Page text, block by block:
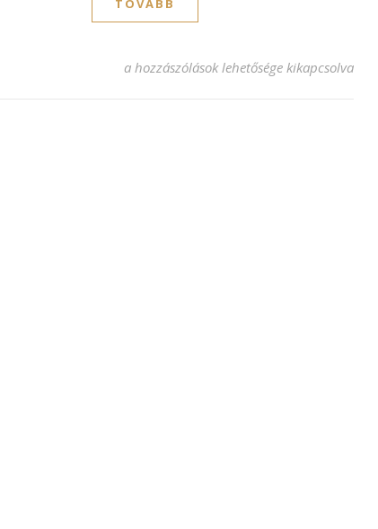
TOVÁBB
Lett egy saját panzióm bejegyzéshez
a hozzászólások lehetősége kikapcsolva